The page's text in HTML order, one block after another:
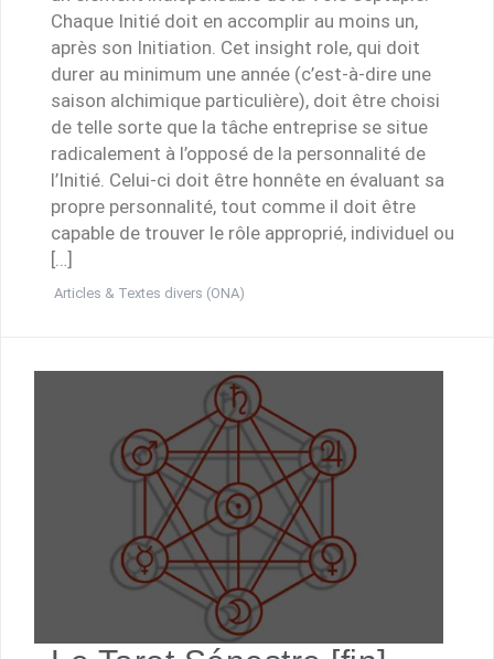
Chaque Initié doit en accomplir au moins un,
après son Initiation. Cet insight role, qui doit
durer au minimum une année (c’est-à-dire une
saison alchimique particulière), doit être choisi
de telle sorte que la tâche entreprise se situe
radicalement à l’opposé de la personnalité de
l’Initié. Celui-ci doit être honnête en évaluant sa
propre personnalité, tout comme il doit être
capable de trouver le rôle approprié, individuel ou
[…]
Articles & Textes divers (ONA)